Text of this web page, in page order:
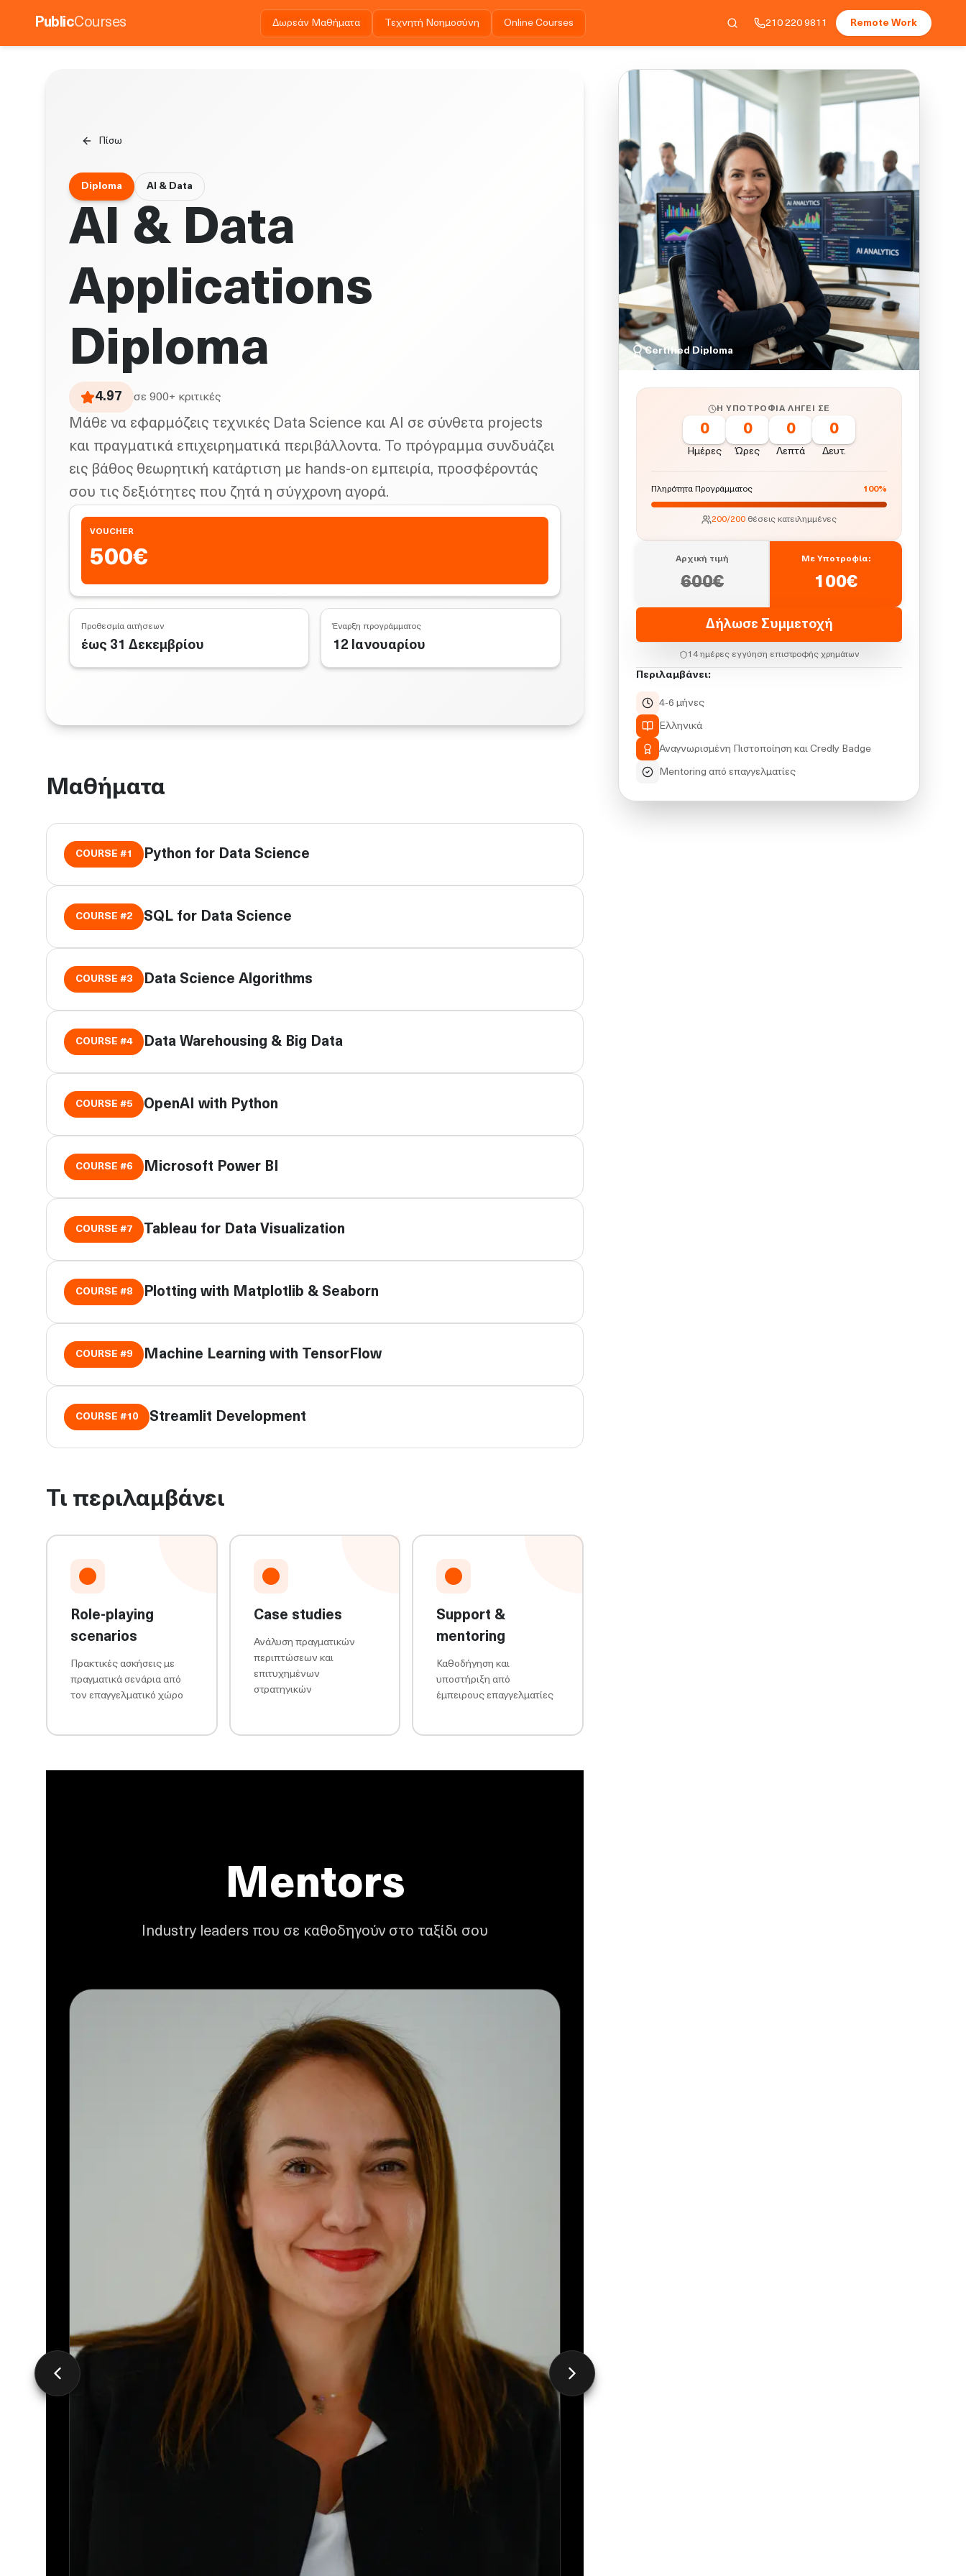
PublicCourses Δωρεάν Μαθήματα Τεχνητή Νοημοσύνη Online Courses 210 220 9811 Remote Work
Πίσω
Diploma AI & Data
AI & Data
Applications
Diploma
4.97 σε 900+ κριτικές
Μάθε να εφαρμόζεις τεχνικές Data Science και AI σε σύνθετα projects
και πραγματικά επιχειρηματικά περιβάλλοντα. Το πρόγραμμα συνδυάζει
εις βάθος θεωρητική κατάρτιση με hands-on εμπειρία, προσφέροντάς
σου τις δεξιότητες που ζητά η σύγχρονη αγορά.
VOUCHER
500€
Προθεσμία αιτήσεων
έως 31 Δεκεμβρίου
Έναρξη προγράμματος
12 Ιανουαρίου
Μαθήματα
COURSE #1 Python for Data Science
COURSE #2 SQL for Data Science
COURSE #3 Data Science Algorithms
COURSE #4 Data Warehousing & Big Data
COURSE #5 OpenAI with Python
COURSE #6 Microsoft Power BI
COURSE #7 Tableau for Data Visualization
COURSE #8 Plotting with Matplotlib & Seaborn
COURSE #9 Machine Learning with TensorFlow
COURSE #10 Streamlit Development
Τι περιλαμβάνει
Role-playing
scenarios
Πρακτικές ασκήσεις με
πραγματικά σενάρια από
τον επαγγελματικό χώρο
Case studies
Ανάλυση πραγματικών
περιπτώσεων και
επιτυχημένων
στρατηγικών
Support &
mentoring
Καθοδήγηση και
υποστήριξη από
έμπειρους επαγγελματίες
Mentors
Industry leaders που σε καθοδηγούν στο ταξίδι σου
Certified Diploma
Η ΥΠΟΤΡΟΦΊΑ ΛΉΓΕΙ ΣΕ
0
Ημέρες
0
Ώρες
0
Λεπτά
0
Δευτ.
Πληρότητα Προγράμματος 100%
200/200 θέσεις κατειλημμένες
Αρχική τιμή
600€
Με Υποτροφία:
100€
Δήλωσε Συμμετοχή
14 ημέρες εγγύηση επιστροφής χρημάτων
Περιλαμβάνει:
4-6 μήνες
Ελληνικά
Αναγνωρισμένη Πιστοποίηση και Credly Badge
Mentoring από επαγγελματίες